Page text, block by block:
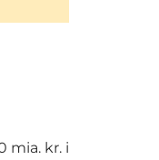
mia. kr. i